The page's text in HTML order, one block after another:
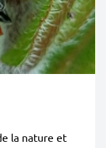
la nature et